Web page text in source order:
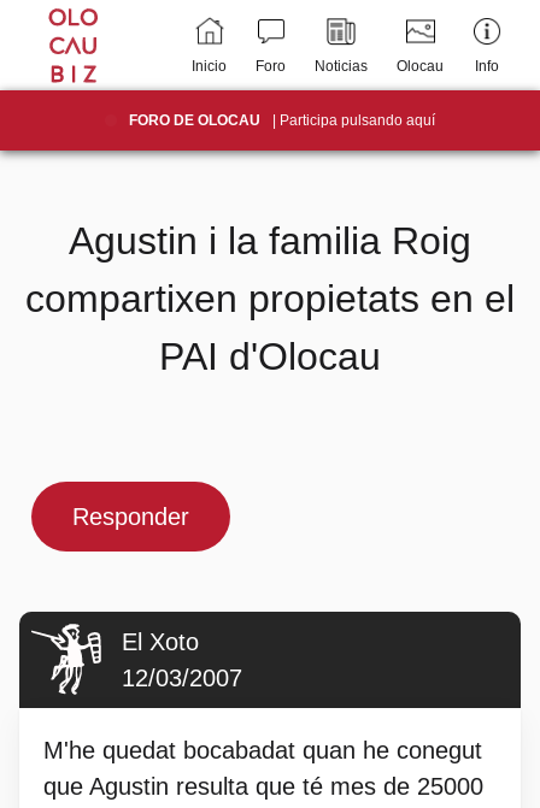
Inicio Foro Noticias Olocau Info
FORO DE OLOCAU | Participa pulsando aquí
Agustin i la familia Roig
compartixen propietats en el
PAI d'Olocau
Responder
El Xoto
12/03/2007
M'he quedat bocabadat quan he conegut
que Agustin resulta que té mes de 25000